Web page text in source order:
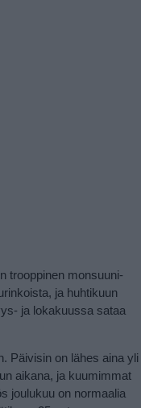
trooppinen monsuuni-
ja huhtikuun
ja lokakuussa sataa
Päivisin on lähes aina yli
aikana, ja kuumimmat
joulukuu on normaalia